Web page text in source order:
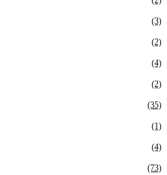
(3)
(2)
(4)
(2)
(35)
(1)
(4)
(73)